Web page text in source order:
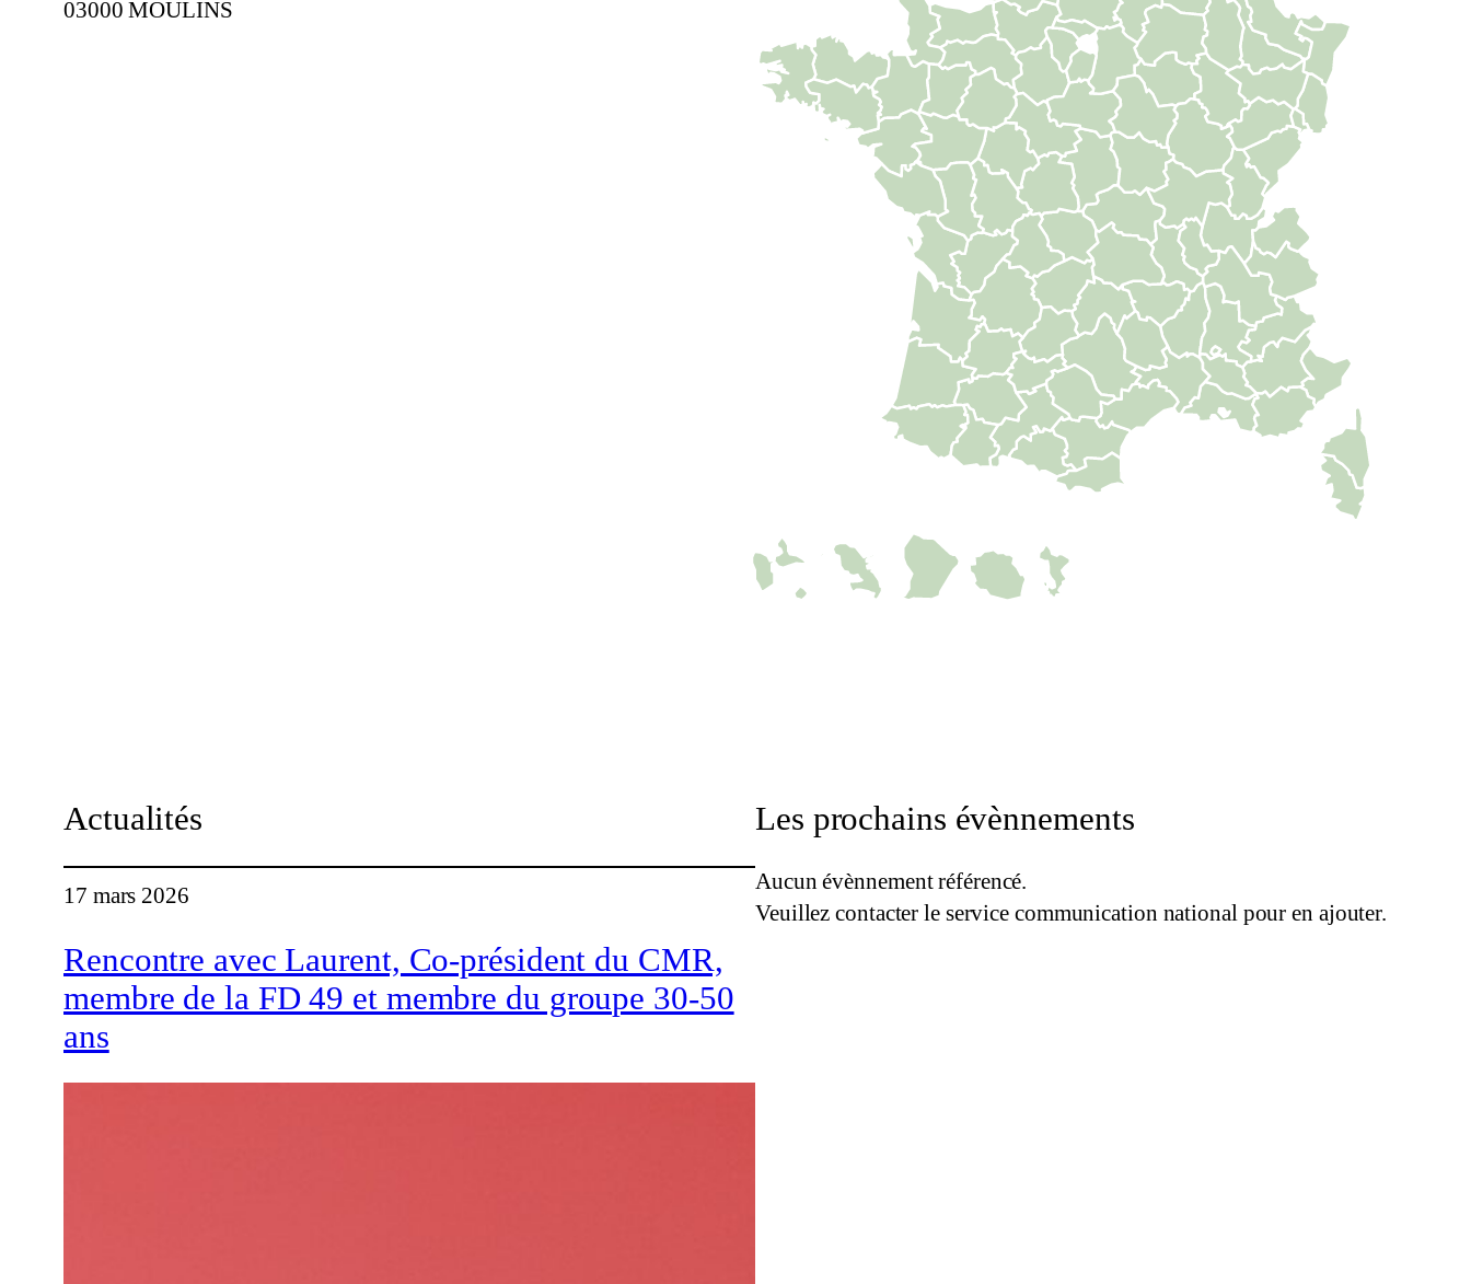
03000 MOULINS
Actualités
17 mars 2026
Rencontre avec Laurent, Co-président du CMR,
membre de la FD 49 et membre du groupe 30-50
ans
Les prochains évènnements
Aucun évènnement référencé.
Veuillez contacter le service communication national pour en ajouter.